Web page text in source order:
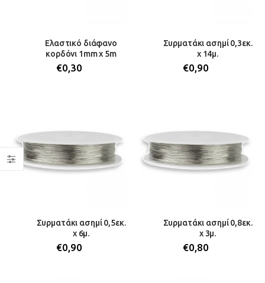
Ελαστικό διάφανο
κορδόνι 1mm x 5m
€0,30
Συρματάκι ασημί 0,3εκ.
x 14μ.
€0,90
Συρματάκι ασημί 0,5εκ.
x 6μ.
€0,90
Συρματάκι ασημί 0,8εκ.
x 3μ.
€0,80